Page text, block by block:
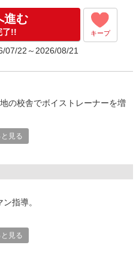
さい。
立するAさん：52,500円
計実働3時間）、
マ（合計実働4.5時間）で
：60,000円
）で週2日（月8日）勤務
ン数が増えてくるとさら
いる講師もいらっしゃいま
進む
了!! キープ
07/22～2026/08/21
の校舎でボイストレーナーを増
楽スクール◆◇
場である先生たちも含めて毎回
い」
豊富な環境です。
と見る
指導。
リング
と見る